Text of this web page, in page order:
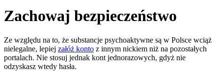
Zachowaj bezpieczeństwo
Ze względu na to, że substancje psychoaktywne są w Polsce wciąż
nielegalne, lepiej załóż konto z innym nickiem niż na pozostałych
portalach. Nie stosuj jednak kont jednorazowych, gdyż nie
odzyskasz wtedy hasła.